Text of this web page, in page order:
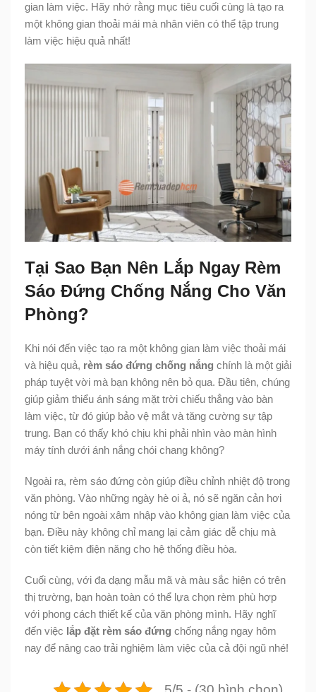
gian làm việc. Hãy nhớ rằng mục tiêu cuối cùng là tạo ra
một không gian thoải mái mà nhân viên có thể tập trung
làm việc hiệu quả nhất!
Tại Sao Bạn Nên Lắp Ngay Rèm
Sáo Đứng Chống Nắng Cho Văn
Phòng?
Khi nói đến việc tạo ra một không gian làm việc thoải mái
và hiệu quả, rèm sáo đứng chống nắng chính là một giải
pháp tuyệt vời mà bạn không nên bỏ qua. Đầu tiên, chúng
giúp giảm thiểu ánh sáng mặt trời chiếu thẳng vào bàn
làm việc, từ đó giúp bảo vệ mắt và tăng cường sự tập
trung. Bạn có thấy khó chịu khi phải nhìn vào màn hình
máy tính dưới ánh nắng chói chang không?
Ngoài ra, rèm sáo đứng còn giúp điều chỉnh nhiệt độ trong
văn phòng. Vào những ngày hè oi ả, nó sẽ ngăn cản hơi
nóng từ bên ngoài xâm nhập vào không gian làm việc của
bạn. Điều này không chỉ mang lại cảm giác dễ chịu mà
còn tiết kiệm điện năng cho hệ thống điều hòa.
Cuối cùng, với đa dạng mẫu mã và màu sắc hiện có trên
thị trường, bạn hoàn toàn có thể lựa chọn rèm phù hợp
với phong cách thiết kế của văn phòng mình. Hãy nghĩ
đến việc lắp đặt rèm sáo đứng chống nắng ngay hôm
nay để nâng cao trải nghiệm làm việc của cả đội ngũ nhé!